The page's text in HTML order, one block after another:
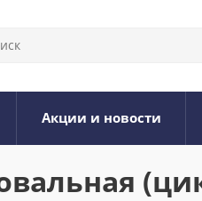
Акции и новости